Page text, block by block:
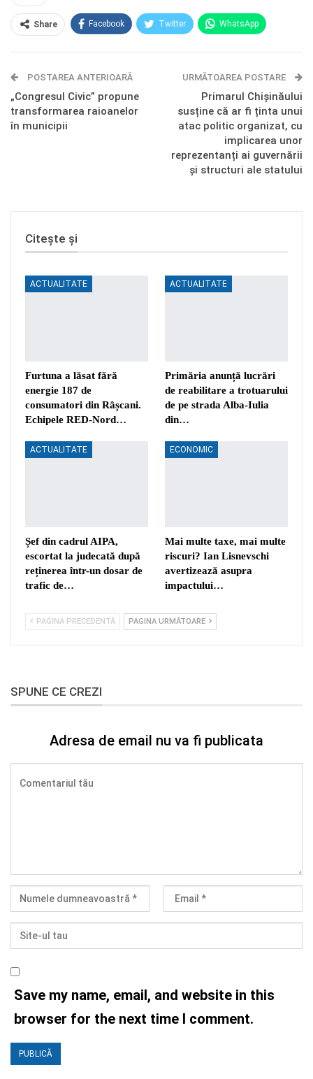
Share Facebook Twitter WhatsApp
Telegram OK.ru
POSTAREA ANTERIOARĂ
„Congresul Civic” propune
transformarea raioanelor
în municipii
URMĂTOAREA POSTARE
Primarul Chișinăului
susține că ar fi ținta unui
atac politic organizat, cu
implicarea unor
reprezentanți ai guvernării
și structuri ale statului
Citește și
ACTUALITATE
Furtuna a lăsat fără
energie 187 de
consumatori din Râșcani.
Echipele RED-Nord…
ACTUALITATE
Primăria anunță lucrări
de reabilitare a trotuarului
de pe strada Alba-Iulia
din…
ACTUALITATE
Șef din cadrul AIPA,
escortat la judecată după
reținerea într-un dosar de
trafic de…
ECONOMIC
Mai multe taxe, mai multe
riscuri? Ian Lisnevschi
avertizează asupra
impactului…
PAGINA PRECEDENTĂ PAGINA URMĂTOARE
SPUNE CE CREZI
Adresa de email nu va fi publicata
Save my name, email, and website in this
browser for the next time I comment.